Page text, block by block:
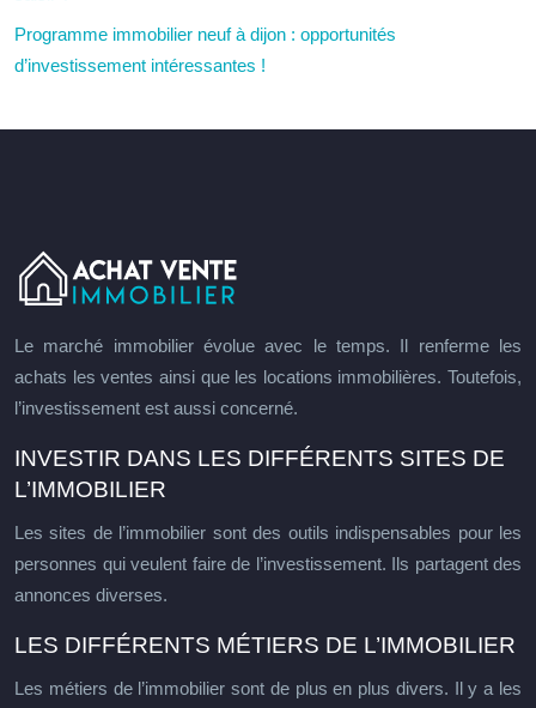
Programme immobilier neuf à dijon : opportunités
d’investissement intéressantes !
Le marché immobilier évolue avec le temps. Il renferme les
achats les ventes ainsi que les locations immobilières. Toutefois,
l’investissement est aussi concerné.
INVESTIR DANS LES DIFFÉRENTS SITES DE
L’IMMOBILIER
Les sites de l’immobilier sont des outils indispensables pour les
personnes qui veulent faire de l’investissement. Ils partagent des
annonces diverses.
LES DIFFÉRENTS MÉTIERS DE L’IMMOBILIER
Les métiers de l’immobilier sont de plus en plus divers. Il y a les